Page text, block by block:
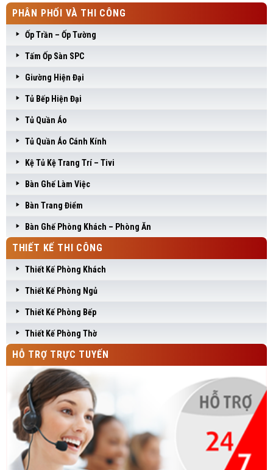
PHÂN PHỐI VÀ THI CÔNG
Ốp Trần – Ốp Tường
Tấm Ốp Sàn SPC
Giường Hiện Đại
Tủ Bếp Hiện Đại
Tủ Quần Áo
Tủ Quần Áo Cánh Kính
Kệ Tủ Kệ Trang Trí – Tivi
Bàn Ghế Làm Việc
Bàn Trang Điểm
Bàn Ghế Phòng Khách – Phòng Ăn
THIẾT KẾ THI CÔNG
Thiết Kế Phòng Khách
Thiết Kế Phòng Ngủ
Thiết Kế Phòng Bếp
Thiết Kế Phòng Thờ
HỖ TRỢ TRỰC TUYẾN